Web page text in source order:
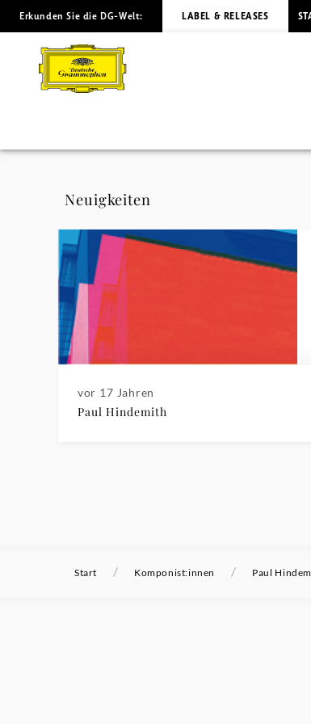
Paul
Hindemith
Neuigkeiten
Deutsche
Grammophon
Erkunden Sie die DG-Welt: LABEL & RELEASES
Neuigkeiten
vor 17 Jahren
Paul Hindemith
Start / Komponist:innen / Paul